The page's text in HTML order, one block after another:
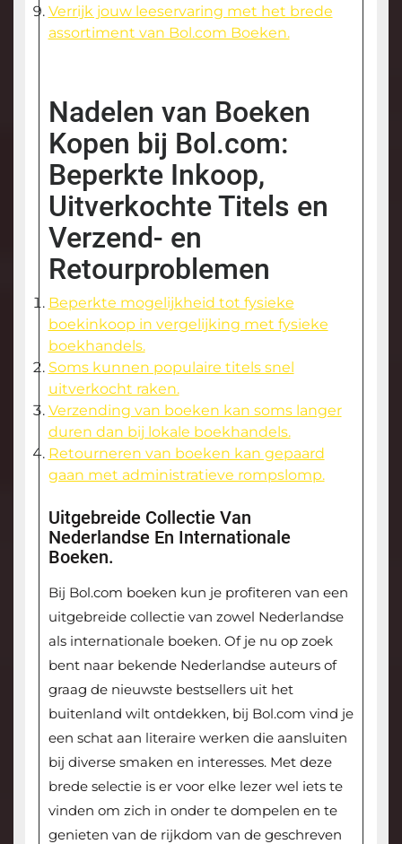
Verrijk jouw leeservaring met het brede
assortiment van Bol.com Boeken.
Nadelen van Boeken
Kopen bij Bol.com:
Beperkte Inkoop,
Uitverkochte Titels en
Verzend- en
Retourproblemen
Beperkte mogelijkheid tot fysieke
boekinkoop in vergelijking met fysieke
boekhandels.
Soms kunnen populaire titels snel
uitverkocht raken.
Verzending van boeken kan soms langer
duren dan bij lokale boekhandels.
Retourneren van boeken kan gepaard
gaan met administratieve rompslomp.
Uitgebreide Collectie Van
Nederlandse En Internationale
Boeken.
Bij Bol.com boeken kun je profiteren van een
uitgebreide collectie van zowel Nederlandse
als internationale boeken. Of je nu op zoek
bent naar bekende Nederlandse auteurs of
graag de nieuwste bestsellers uit het
buitenland wilt ontdekken, bij Bol.com vind je
een schat aan literaire werken die aansluiten
bij diverse smaken en interesses. Met deze
brede selectie is er voor elke lezer wel iets te
vinden om zich in onder te dompelen en te
genieten van de rijkdom van de geschreven